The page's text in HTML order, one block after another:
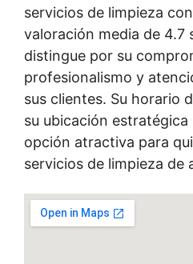
servicios de limpieza
valoración media de 4.7
distingue por su
profesionalismo y
sus clientes. Su horario
su ubicación
opción atractiva para
servicios de limpieza de